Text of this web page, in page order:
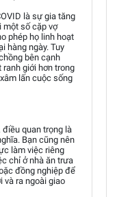
là sự gia tăng
một số cặp vợ
phép họ linh hoạt
hàng ngày. Tuy
bên cạnh
giới hơn trong
lấn cuộc sống
điều quan trọng là
Bạn cũng nên
làm việc riêng
chỉ ở nhà ăn trưa
đồng nghiệp để
và ra ngoài giao